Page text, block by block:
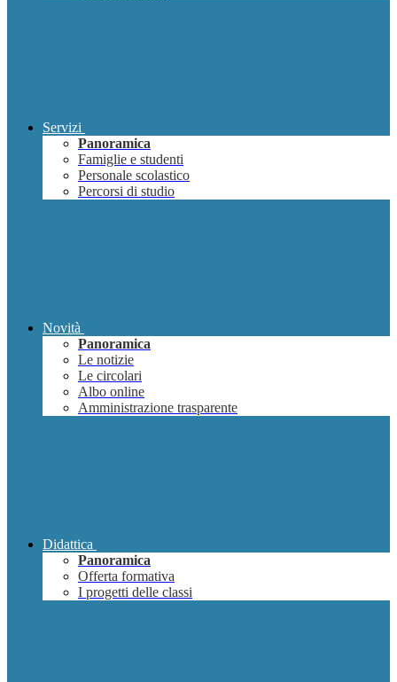
Servizi
Panoramica
Famiglie e studenti
Personale scolastico
Percorsi di studio
Novità
Panoramica
Le notizie
Le circolari
Albo online
Amministrazione trasparente
Didattica
Panoramica
Offerta formativa
I progetti delle classi